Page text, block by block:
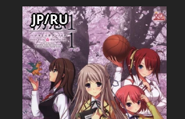
JP/RU